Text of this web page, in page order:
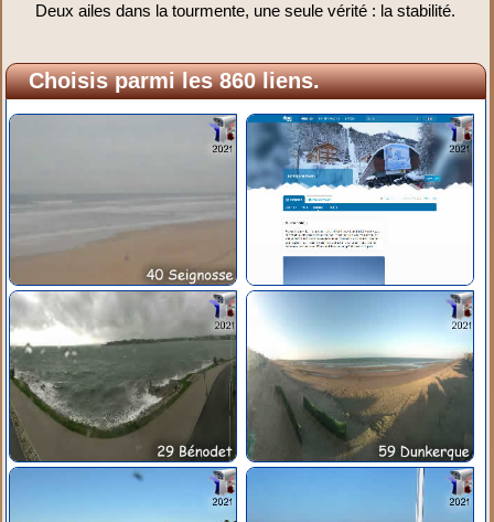
Deux ailes dans la tourmente, une seule vérité : la stabilité.
Choisis parmi les 860 liens.